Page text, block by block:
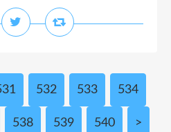
532 533 534
538 539 540 550
560
570
580
590
600
700
>